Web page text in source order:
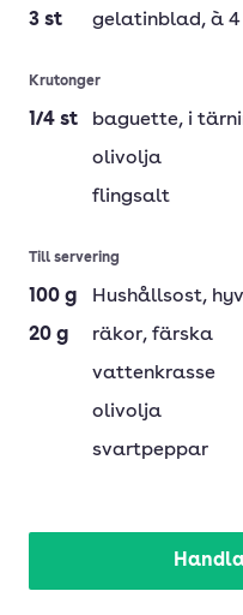
3 st gelatinblad, à
Krutonger
1/4 st baguette, i
olivolja
flingsalt
Till servering
100 g Hushållsost,
20 g räkor, färska
vattenkrasse
olivolja
svartpeppar